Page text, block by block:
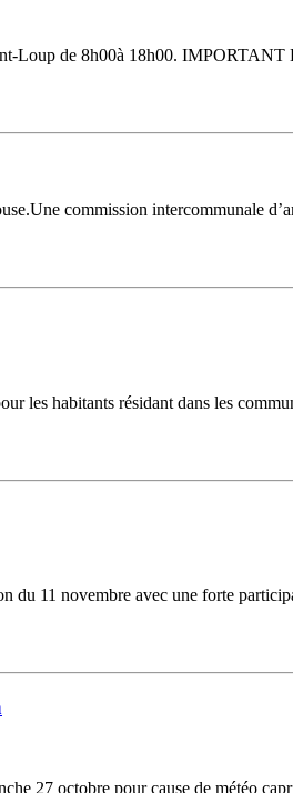
Loup de 8h00à 18h00.
commission intercommunale
les habitants résidant dans les
du 11 novembre avec une forte
27 octobre pour cause de météo